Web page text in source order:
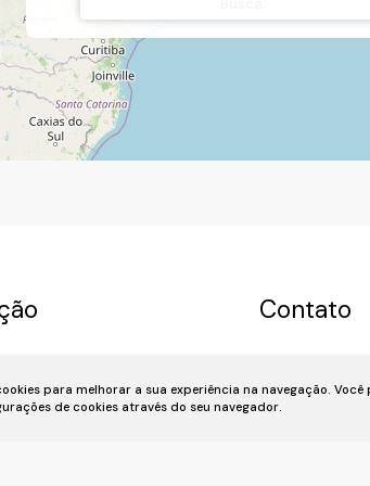
para melhorar a sua experiência na navegação. Você
de cookies através do seu navegador.
ImóvelFinanciamento
Contato
7939